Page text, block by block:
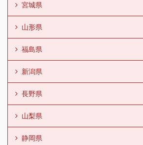
宮城県
山形県
福島県
新潟県
長野県
山梨県
静岡県